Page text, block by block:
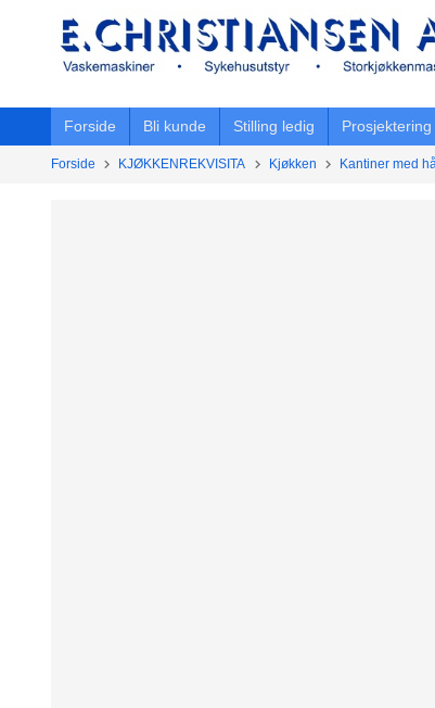
innholdet
Forside Bli kunde Stilling ledig Prosjektering
Forside KJØKKENREKVISITA Kjøkken Kantiner med